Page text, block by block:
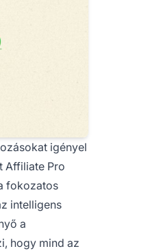
igényel
Affiliate Pro
fokozatos
intelligens
a
hogy mind az